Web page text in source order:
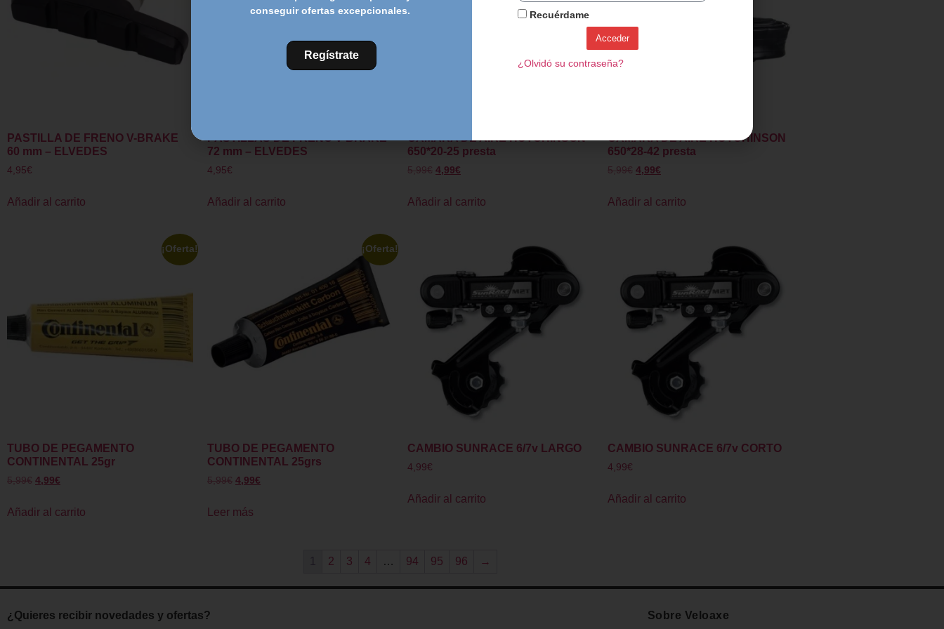
PASTILLA DE FRENO V-BRAKE
60 mm – ELVEDES
4,95€
Añadir al carrito
PASTILLAS DE FRENO V-BRAKE
72 mm – ELVEDES
4,95€
Añadir al carrito
CAMARA DE AIRE HUTCHINSON
650*20-25 presta
5,99€ 4,99€
Añadir al carrito
CAMARA DE AIRE HUTCHINSON
650*28-42 presta
5,99€ 4,99€
Añadir al carrito
¡Oferta!
TUBO DE PEGAMENTO
CONTINENTAL 25gr
5,99€ 4,99€
Añadir al carrito
¡Oferta!
TUBO DE PEGAMENTO
CONTINENTAL 25grs
5,99€ 4,99€
Leer más
CAMBIO SUNRACE 6/7v LARGO
4,99€
Añadir al carrito
CAMBIO SUNRACE 6/7v CORTO
4,99€
Añadir al carrito
2 3 4 … 94 95 96 →
¿Quieres recibir novedades y ofertas? Sobre Veloaxe
conseguir ofertas excepcionales.
Regístrate
Recuérdame
Acceder
¿Olvidó su contraseña?